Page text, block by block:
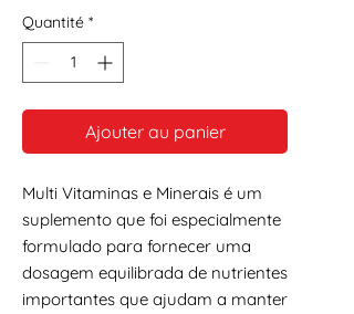
Quantité *
Ajouter au panier
Multi Vitaminas e Minerais é um
suplemento que foi especialmente
formulado para fornecer uma
dosagem equilibrada de nutrientes
importantes que ajudam a manter